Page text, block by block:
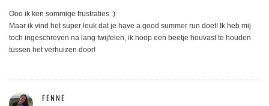
Ooo ik ken sommige frustraties :)
Maar ik vind het super leuk dat je have a good summer run doet! Ik heb mij
toch ingeschreven na lang twijfelen, ik hoop een beetje houvast te houden
tussen het verhuizen door!
FENNE